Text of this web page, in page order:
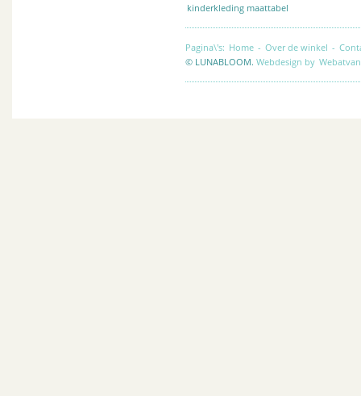
kinderkleding maattabel
Pagina\'s: Home - Over de winkel -
© LUNABLOOM. Webdesign by